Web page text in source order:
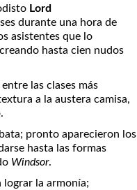
Lord
durante una hora de
asistentes que lo
hasta cien nudos
las clases más
a la austera camisa,
pronto aparecieron los
hasta las formas
Windsor.
lograr la armonía;